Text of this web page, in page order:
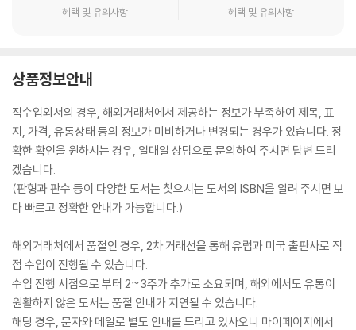
혜택 및 유의사항 혜택 및 유의사항
상품정보안내
직수입외서의 경우, 해외거래처에서 제공하는 정보가 부족하여 제목, 표
지, 가격, 유통상태 등의 정보가 미비하거나 변경되는 경우가 있습니다. 정
확한 확인을 원하시는 경우, 일대일 상담으로 문의하여 주시면 답변 드리
겠습니다.
(판형과 판수 등이 다양한 도서는 찾으시는 도서의 ISBN을 알려 주시면 보
다 빠르고 정확한 안내가 가능합니다.)
해외거래처에서 품절인 경우, 2차 거래선을 통해 유럽과 미국 출판사로 직
접 수입이 진행될 수 있습니다.
수입 진행 시점으로 부터 2~3주가 추가로 소요되며, 해외에서도 유통이
원활하지 않은 도서는 품절 안내가 지연될 수 있습니다.
해당 경우, 문자와 메일로 별도 안내를 드리고 있사오니 마이페이지에서